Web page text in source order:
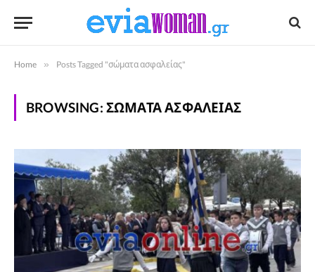
Home » Posts Tagged "σώματα ασφαλείας"
BROWSING: ΣΏΜΑΤΑ ΑΣΦΑΛΕΊΑΣ